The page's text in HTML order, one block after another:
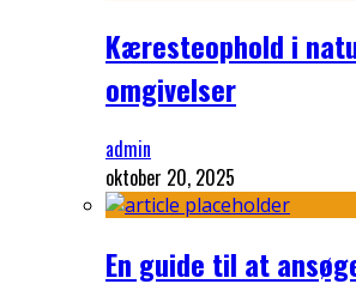
Kæresteophold i
omgivelser
admin
oktober 20, 2025
En guide til at